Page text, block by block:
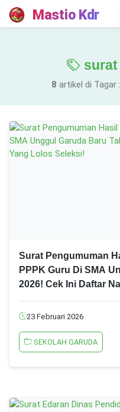
Mastio Kdr
surat
8 artikel di Tagar :
Surat Pengumuman
PPPK Guru Di SMA
2026! Cek Ini Daftar
23 Februari 2026
SEKOLAH GARUDA